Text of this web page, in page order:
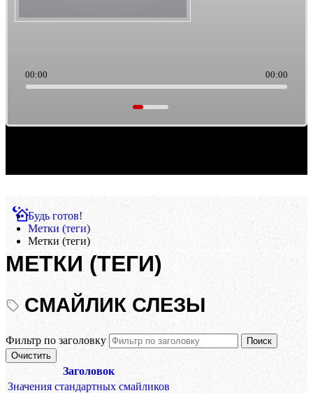
00:00 00:00
Будь готов!
Метки (теги)
Метки (теги)
МЕТКИ (ТЕГИ)
СМАЙЛИК СЛЕЗЫ
Фильтр по заголовку
Поиск
Очистить
Заголовок
Значения стандартных смайликов